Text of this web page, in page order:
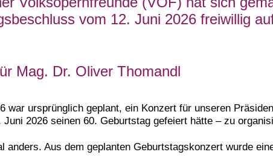
vom 12. Juni 2026 freiwillig
Mag. Dr. Oliver Thomandl
war ursprünglich geplant, ein Konzert für unseren
2026 seinen 60. Geburtstag gefeiert hätte – zu
anders. Aus dem geplanten Geburtstagskonzert wurde